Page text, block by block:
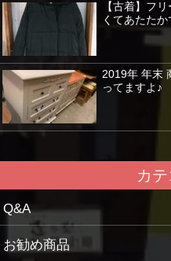
【古着】フ
くてあたた
2019年 年末
ってますよ♪
カ
Q&A
お勧め商品